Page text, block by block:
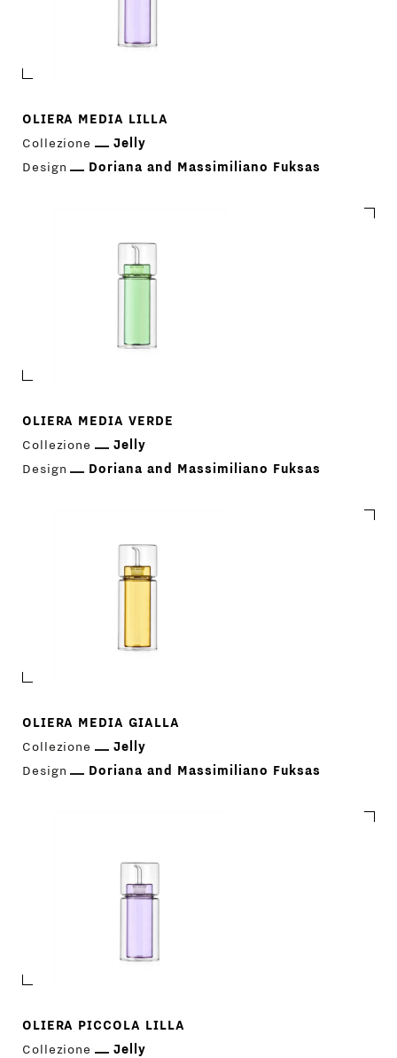
MENU
DESIGNER
CONTATTI
OLIERA MEDIA LILLA
Collezione
Jelly
Design
Doriana and Massimiliano Fuksas
OLIERA MEDIA VERDE
Collezione
Jelly
Design
Doriana and Massimiliano Fuksas
OLIERA MEDIA GIALLA
Collezione
Jelly
Design
Doriana and Massimiliano Fuksas
OLIERA PICCOLA LILLA
Collezione
Jelly